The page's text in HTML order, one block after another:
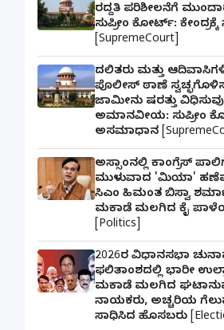
ರದ್ದತಿ ಪರಿಶೀಲನೆಗೆ
ಸುಪ್ರೀಂ ಕೋರ್ಟ್:
[SupremeCourt]
ದಲಿತರು ಮತ್ತು
ಪೊಲೀಸ್ ಠಾಣೆ
ಜಾಮೀನು ಷರತ್ತು
ಅಮಾನವೀಯ: ಸುಪ್ರೀಂ
ಅಸಮಾಧಾನ
ಅಸ್ಸಾಂನಲ್ಲಿ ಕಾಂಗ್ರೆಸ್
ಮುಳುವಾದ 'ಮಿಯಾ'
ಸಿಎಂ ಹಿಮಂತ ಬಿಸ್ವಾ ಶರ್ಮಾ
ಮಕಾಡೆ ಮಲಗಿದ ಕೈ
[Politics]
2026ರ ವಿಧಾನಸಭಾ
ಫಲಿತಾಂಶದಲ್ಲಿ ಭಾರೀ
ಮಕಾಡೆ ಮಲಗಿದ
ನಾಯಕರು, ಅಚ್ಚರಿಯ
ಸಾಧಿಸಿದ ಹೊಸಬರು